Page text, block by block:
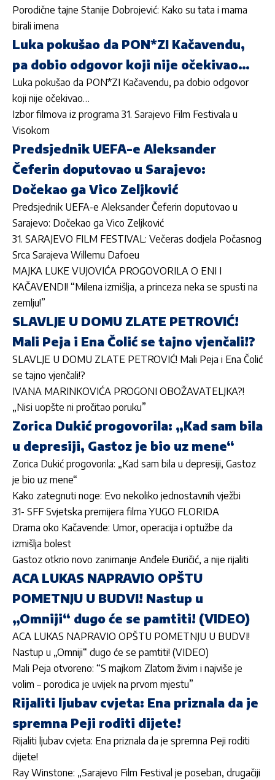
Porodične tajne Stanije Dobrojević: Kako su tata i mama
birali imena
Luka pokušao da PON*ZI Kačavendu,
pa dobio odgovor koji nije očekivao…
Luka pokušao da PON*ZI Kačavendu, pa dobio odgovor
koji nije očekivao…
Izbor filmova iz programa 31. Sarajevo Film Festivala u
Visokom
Predsjednik UEFA-e Aleksander
Čeferin doputovao u Sarajevo:
Dočekao ga Vico Zeljković
Predsjednik UEFA-e Aleksander Čeferin doputovao u
Sarajevo: Dočekao ga Vico Zeljković
31. SARAJEVO FILM FESTIVAL: Večeras dodjela Počasnog
Srca Sarajeva Willemu Dafoeu
MAJKA LUKE VUJOVIĆA PROGOVORILA O ENI I
KAČAVENDI! “Milena izmišlja, a princeza neka se spusti na
zemlju!”
SLAVLJE U DOMU ZLATE PETROVIĆ!
Mali Peja i Ena Čolić se tajno vjenčali!?
SLAVLJE U DOMU ZLATE PETROVIĆ! Mali Peja i Ena Čolić
se tajno vjenčali!?
IVANA MARINKOVIĆA PROGONI OBOŽAVATELJKA?!
„Nisi uopšte ni pročitao poruku”
Zorica Dukić progovorila: „Kad sam bila
u depresiji, Gastoz je bio uz mene“
Zorica Dukić progovorila: „Kad sam bila u depresiji, Gastoz
je bio uz mene“
Kako zategnuti noge: Evo nekoliko jednostavnih vježbi
31- SFF Svjetska premijera filma YUGO FLORIDA
Drama oko Kačavende: Umor, operacija i optužbe da
izmišlja bolest
Gastoz otkrio novo zanimanje Anđele Đuričić, a nije rijaliti
ACA LUKAS NAPRAVIO OPŠTU
POMETNJU U BUDVI! Nastup u
„Omniji“ dugo će se pamtiti! (VIDEO)
ACA LUKAS NAPRAVIO OPŠTU POMETNJU U BUDVI!
Nastup u „Omniji“ dugo će se pamtiti! (VIDEO)
Mali Peja otvoreno: “S majkom Zlatom živim i najviše je
volim – porodica je uvijek na prvom mjestu”
Rijaliti ljubav cvjeta: Ena priznala da je
spremna Peji roditi dijete!
Rijaliti ljubav cvjeta: Ena priznala da je spremna Peji roditi
dijete!
Ray Winstone: „Sarajevo Film Festival je poseban, drugačiji